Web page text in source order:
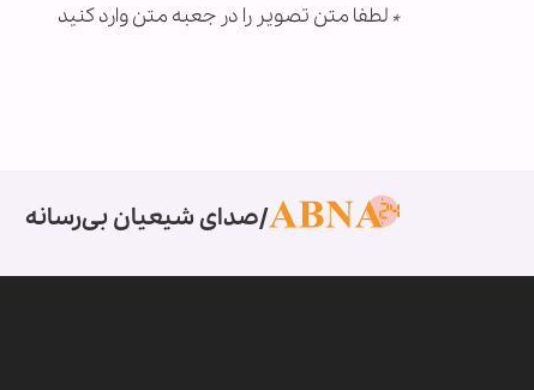
* لطفا متن تصویر را در جعبه متن وارد کنید
صدای شیعیان بی‌رسانه